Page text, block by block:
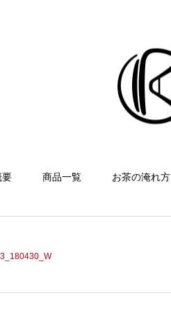
要 商品一覧 お茶の淹れ方